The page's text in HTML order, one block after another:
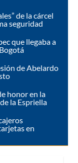
de la cárcel
seguridad
que llegaba a
de Abelardo
honor en la
la Espriella
en